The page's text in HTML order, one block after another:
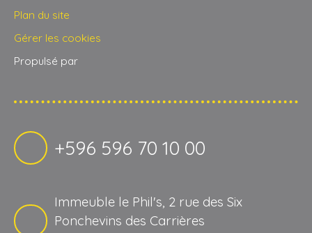
Plan du site
Gérer les cookies
Propulsé par
+596 596 70 10 00
Immeuble le Phil's, 2 rue des Six
Ponchevins des Carrières